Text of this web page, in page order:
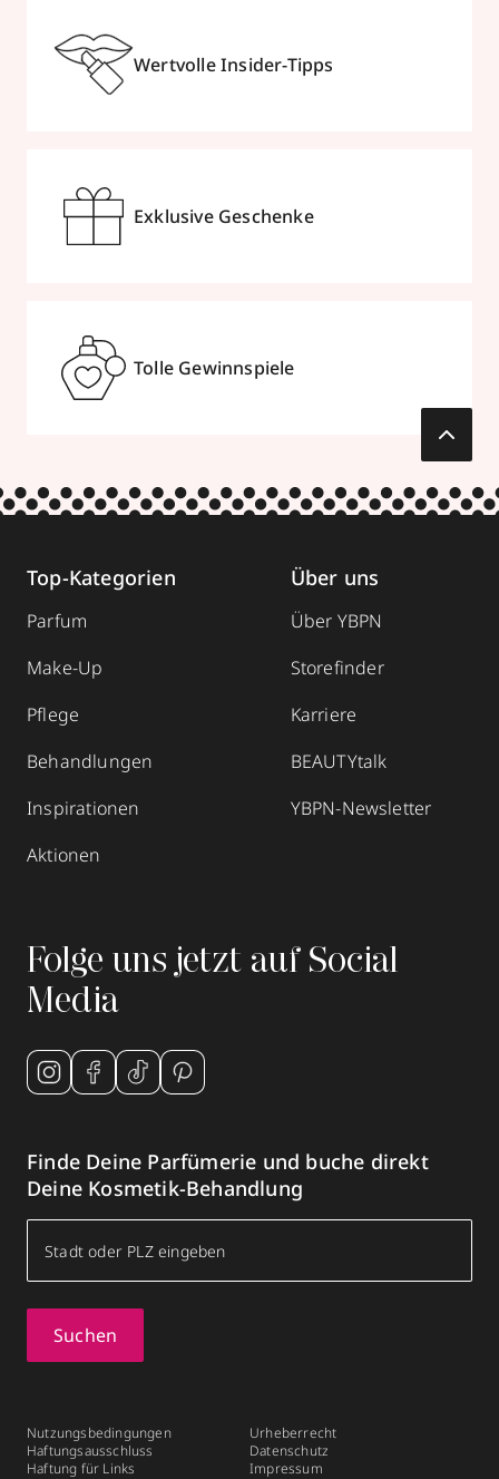
Wertvolle Insider-Tipps
Exklusive Geschenke
Tolle Gewinnspiele
Top-Kategorien
Parfum
Make-Up
Pflege
Behandlungen
Inspirationen
Aktionen
Über uns
Über YBPN
Storefinder
Karriere
BEAUTYtalk
YBPN-Newsletter
Folge uns jetzt auf Social
Media
Finde Deine Parfümerie und buche direkt
Deine Kosmetik-Behandlung
Suchen
Nutzungsbedingungen
Haftungsausschluss
Haftung für Links
Urheberrecht
Datenschutz
Impressum